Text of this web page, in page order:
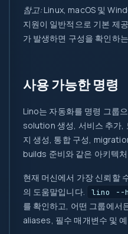
참고: Linux, macOS 및
지원이 일반적으로 기본 제
가 발생하면 구성을 확인하
사용 가능한 명령
Lino는 자동화를 명령 그룹
solution 생성, 서비스 추가,
지 생성, 통합 구성,
builds 준비와 같은 아키텍
현재 머신에서 가장 신뢰할
의 도움말입니다.
lino --
를 확인하고, 어떤 그룹에서
aliases, 필수 매개변수 및